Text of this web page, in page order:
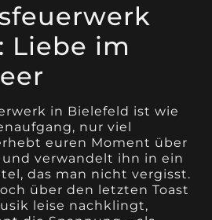
Liebe im
in Bielefeld ist wie
nur viel
euren Moment über
und verwandelt ihn in ein
das man nicht vergisst.
über den letzten Toast
leise nachklingt,